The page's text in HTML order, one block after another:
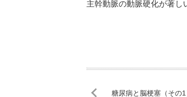
主幹動脈の動脈硬化が著し
糖尿病と脳梗塞（その1